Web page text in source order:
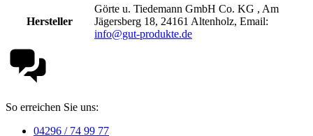
Hersteller
Görte u. Tiedemann GmbH Co. KG , Am
Jägersberg 18, 24161 Altenholz, Email:
info@gut-produkte.de
So erreichen Sie uns:
04296 / 74 99 77